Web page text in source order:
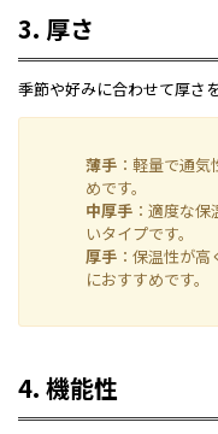
3. 厚さ
季節や好みに合わせて厚さ
薄手：軽量で通気
めです。
中厚手：適度な保
いタイプです。
厚手：保温性が高
におすすめです。
4. 機能性